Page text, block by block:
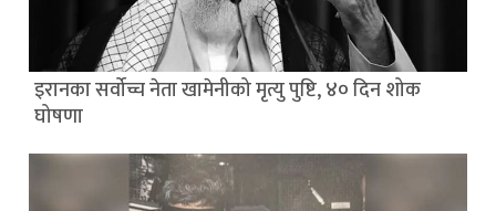
इरानका सर्वोच्च नेता खामेनीको मृत्यु पुष्टि, ४० दिन शोक
घोषणा